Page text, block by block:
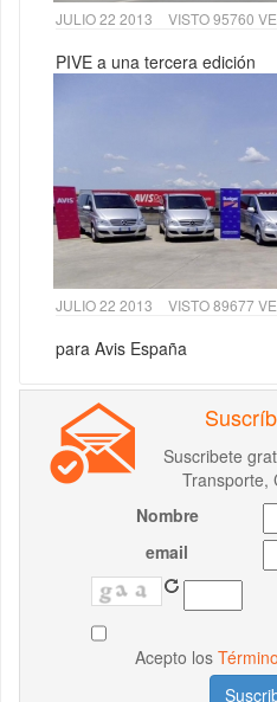
JULIO 22 2013 VISTO 95760
PIVE a una tercera edición
JULIO 22 2013 VISTO 89677
para Avis España
Suscribete
Transporte,
Nombre
email
Acepto los